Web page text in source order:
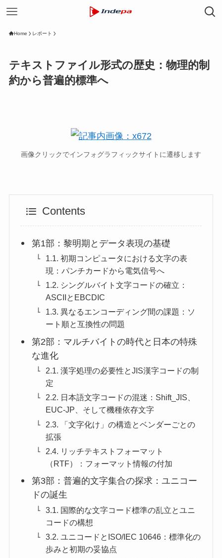
Home レポート
テキストファイル形式の歴史：物理的制
約から普遍的標準へ
画像クリックでインフォグラフィックサイトに遷移します
Contents
第1部：黎明期とデータ表現の基礎
1.1. 初期コンピュータにおける文字の表
現：パンチカードから電気信号へ
1.2. シングルバイト文字コードの確立：
ASCIIとEBCDIC
1.3. 異なるエンコーディング間の課題：ソ
ート順と互換性の問題
第2部：マルチバイトの時代と日本の特殊
な進化
2.1. 漢字処理の必要性とJIS漢字コードの制
定
2.2. 日本語文字コードの混迷：Shift_JIS、
EUC-JP、そして機種依存文字
2.3. 「文字化け」の構造とベンダーごとの
拡張
2.4. リッチテキストフォーマット
（RTF）：フォーマット情報の付加
第3部：普遍的文字集合の探求：ユニコー
ドの誕生
3.1. 国際的な文字コード標準の乱立とユニ
コードの構想
3.2. ユニコードとISO/IEC 10646：標準化の
歩みと初期の妥協点